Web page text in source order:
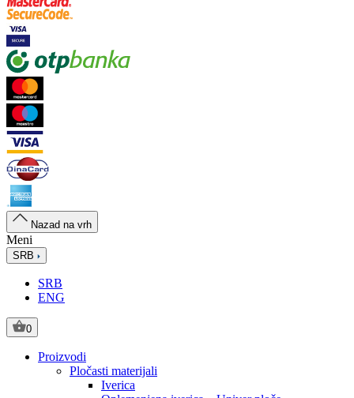
Nazad na vrh
Meni
SRB
SRB
ENG
0
Proizvodi
Pločasti materijali
Iverica